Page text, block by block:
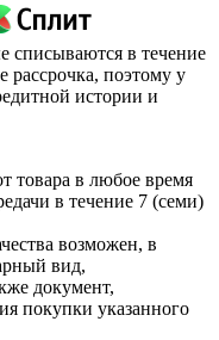
списываются в течение
рассрочка, поэтому у
истории и
товара в любое время
в течение 7 (семи)
возможен, в
вид,
документ,
покупки указанного